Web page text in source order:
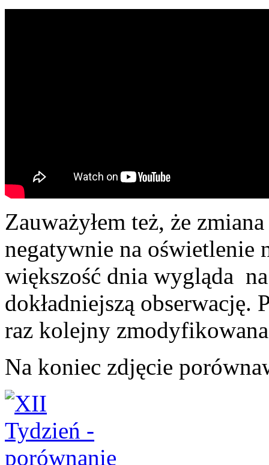
Zauważyłem też, że
negatywnie na oświetlenie
większość dnia wygląda
dokładniejszą obserwację.
raz kolejny
Na koniec zdjęcie